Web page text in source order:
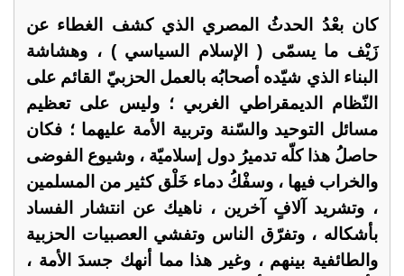
كان بعْدُ الحدثُ المصري الذي كشف الغطاء عن
زَيْف ما يسمّى ( الإسلام السياسي ) ، وهشاشة
البناء الذي شيّده أصحابُه بالعمل الحزبيّ القائم على
النّظام الديمقراطي الغربي ؛ وليس على تعظيم
مسائل التوحيد والسّنة وتربية الأمة عليهما ؛ فكان
حاصلُ هذا كلّه تدميرُ دول إسلاميّة ، وشيوع الفوضى
والخراب فيها ، وسفْكُ دماء خَلْق كثير من المسلمين
، وتشريد آلافٍ آخرين ، ناهيك عن انتشار الفساد
بأشكاله ، وتفرّق الناس وتفشي العصبيات الحزبية
والطائفية بينهم ، وغير هذا مما أنهك جسدَ الأمة ،